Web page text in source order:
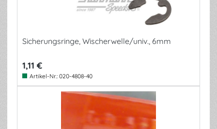
Sicherungsringe, Wischerwelle/univ., 6mm
1,11 €
Artikel-Nr.: 020-4808-40